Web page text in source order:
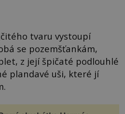
tvaru vystoupí
se pozemšťankám,
z její špičaté podlouhlé
plandavé uši, které jí